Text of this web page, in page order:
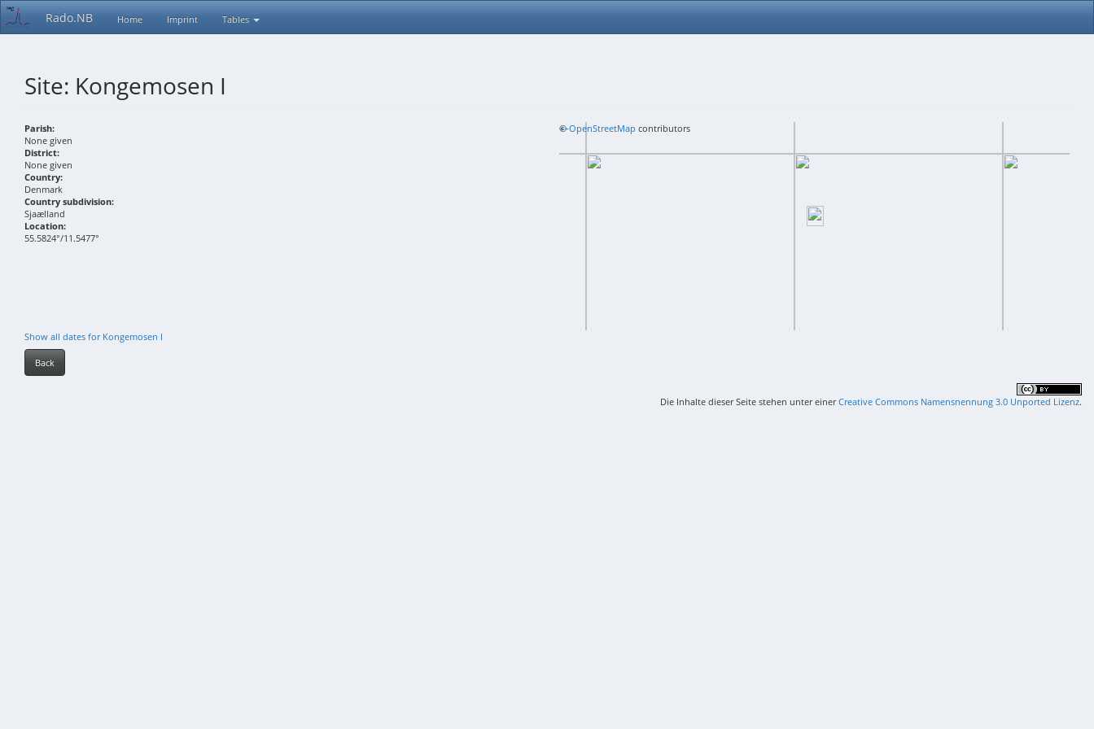
Rado.NB Home Imprint Tables
Site: Kongemosen I
Parish:
None given
District:
None given
Country:
Denmark
Country subdivision:
Sjaælland
Location:
55.5824°/11.5477°
+−
©OpenStreetMap contributors
Show all dates for Kongemosen I
Back
Die Inhalte dieser Seite stehen unter einerCreative Commons Namensnennung 3.0 Unported Lizenz.